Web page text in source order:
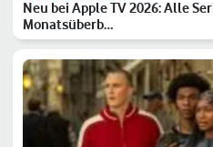
Neu bei Apple TV 2026: Alle
Monatsüberb…